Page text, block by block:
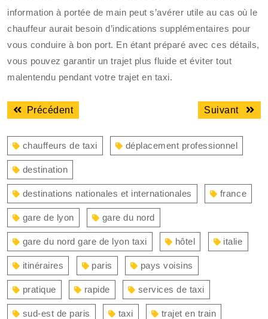
information à portée de main peut s’avérer utile au cas où le
chauffeur aurait besoin d’indications supplémentaires pour
vous conduire à bon port. En étant préparé avec ces détails,
vous pouvez garantir un trajet plus fluide et éviter tout
malentendu pendant votre trajet en taxi.
Navigation
de
l’article
PrécédentArticle
:
Suivant
:
chauffeurs de taxi déplacement professionnel
destination
destinations nationales et internationales france
gare de lyon gare du nord
gare du nord gare de lyon taxi hôtel italie
itinéraires paris pays voisins
pratique rapide services de taxi
sud-est de paris taxi trajet en train